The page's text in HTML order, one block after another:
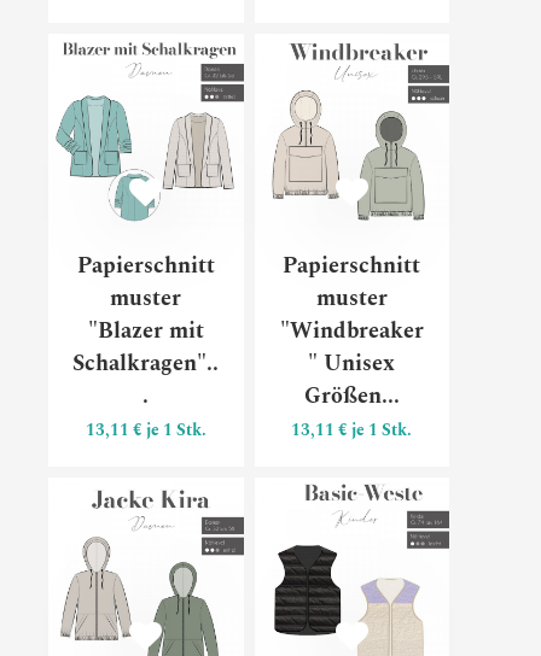
Papierschnitt
muster
"Blazer mit
Schalkragen"..
.
13,11 € je 1 Stk.
Papierschnittmuster "Blazer
Papierschnitt
muster
"Windbreaker
" Unisex
Größen...
13,11 € je 1 Stk.
Papierschnittmuster "Jacke